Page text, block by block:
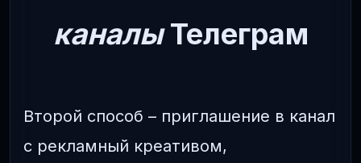
каналыТелеграм
Второй способ – приглашение в канал
с рекламный креативом,